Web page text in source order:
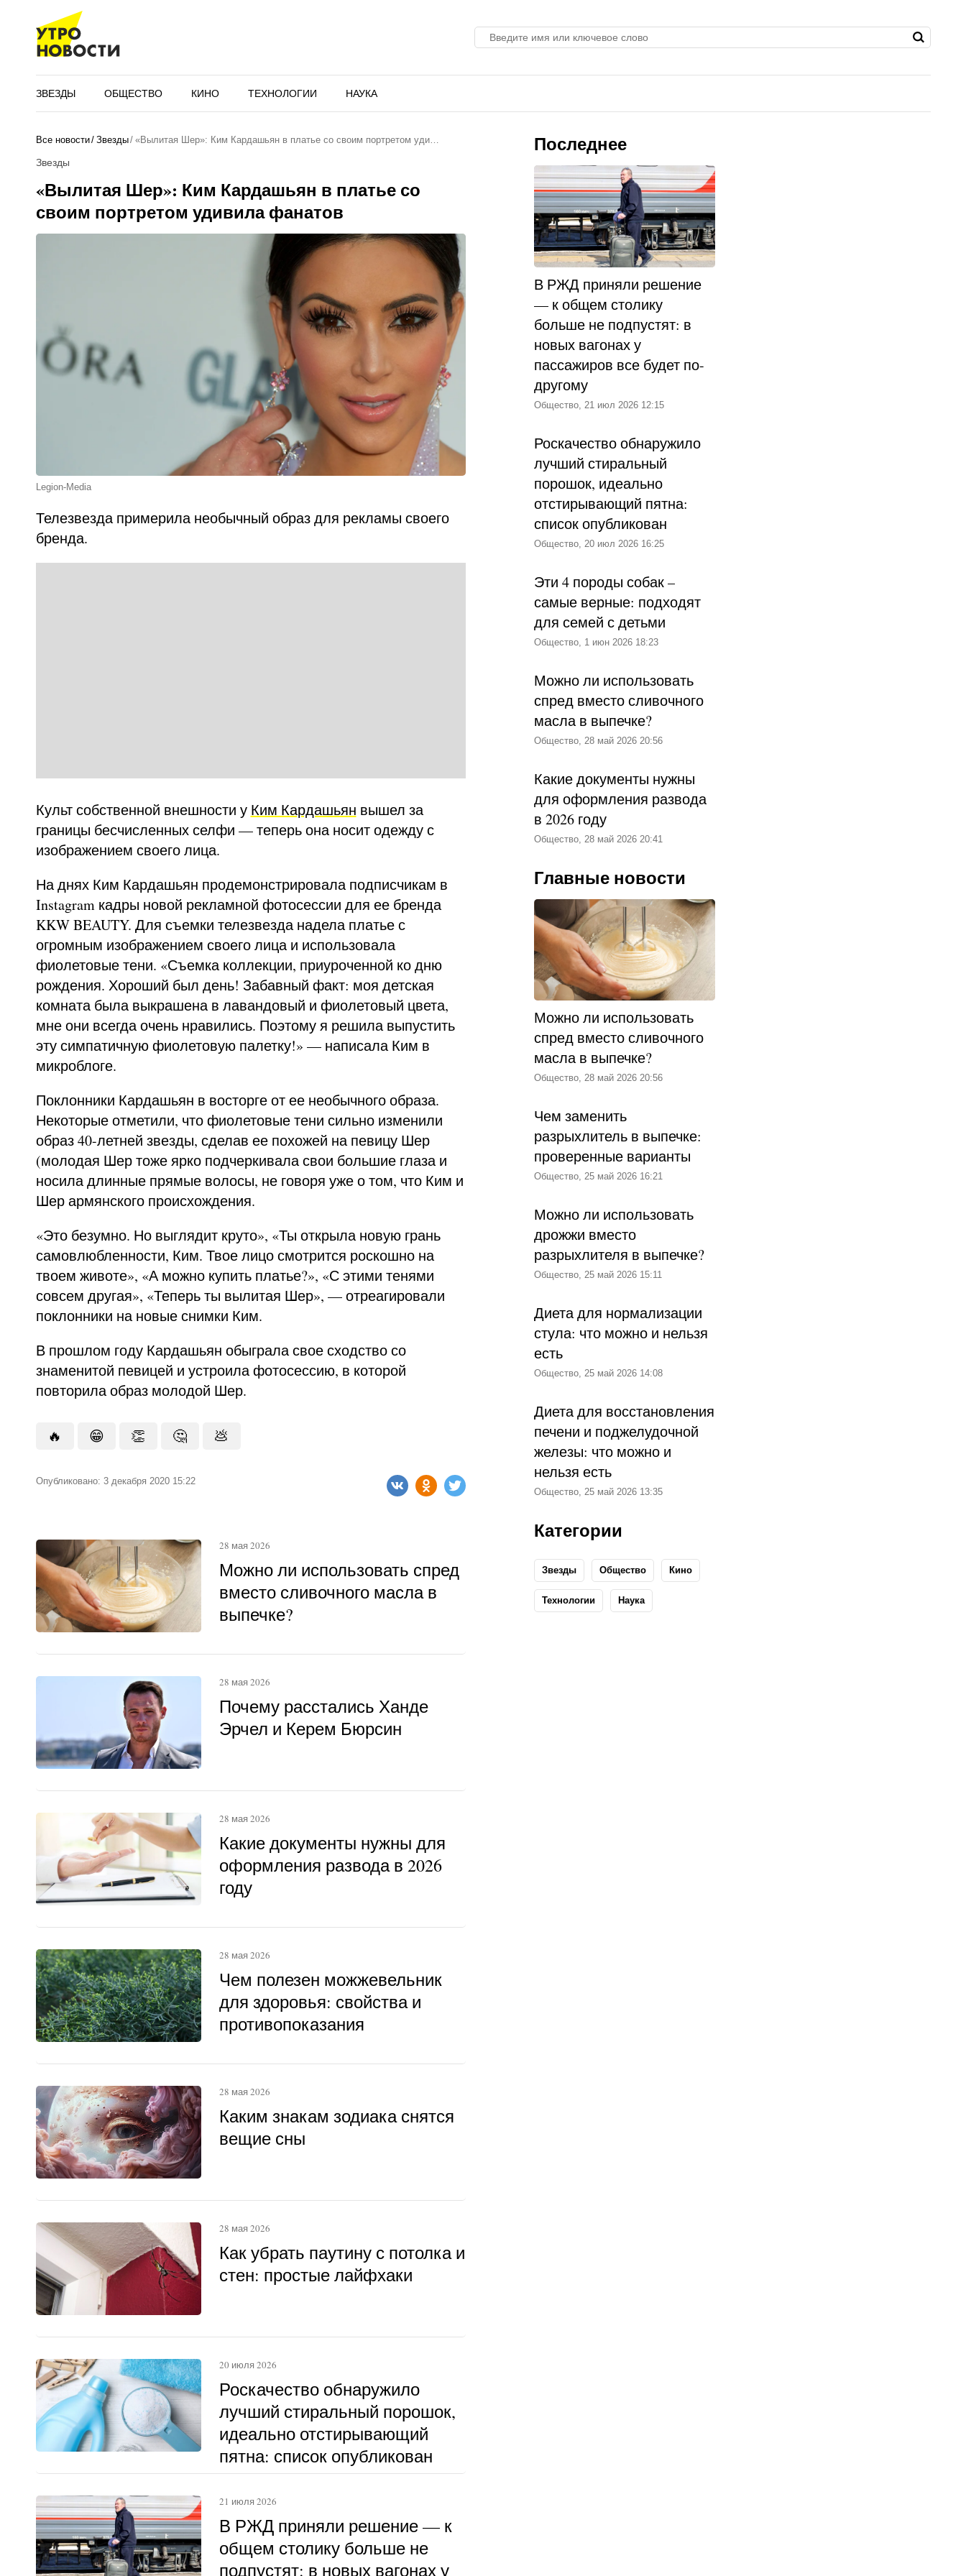
ЗВЕЗДЫ ОБЩЕСТВО КИНО ТЕХНОЛОГИИ НАУКА
Все новости Звезды «Вылитая Шер»: Ким Кардашьян в платье со своим портретом уди…
Звезды
«Вылитая Шер»: Ким Кардашьян в платье со
своим портретом удивила фанатов
Legion-Media
Телезвезда примерила необычный образ для рекламы своего
бренда.
Культ собственной внешности у Ким Кардашьян вышел за
границы бесчисленных селфи — теперь она носит одежду с
изображением своего лица.
На днях Ким Кардашьян продемонстрировала подписчикам в
Instagram кадры новой рекламной фотосессии для ее бренда
KKW BEAUTY. Для съемки телезвезда надела платье с
огромным изображением своего лица и использовала
фиолетовые тени. «Съемка коллекции, приуроченной ко дню
рождения. Хороший был день! Забавный факт: моя детская
комната была выкрашена в лавандовый и фиолетовый цвета,
мне они всегда очень нравились. Поэтому я решила выпустить
эту симпатичную фиолетовую палетку!» — написала Ким в
микроблоге.
Поклонники Кардашьян в восторге от ее необычного образа.
Некоторые отметили, что фиолетовые тени сильно изменили
образ 40-летней звезды, сделав ее похожей на певицу Шер
(молодая Шер тоже ярко подчеркивала свои большие глаза и
носила длинные прямые волосы, не говоря уже о том, что Ким и
Шер армянского происхождения.
«Это безумно. Но выглядит круто», «Ты открыла новую грань
самовлюбленности, Ким. Твое лицо смотрится роскошно на
твоем животе», «А можно купить платье?», «С этими тенями
совсем другая», «Теперь ты вылитая Шер», — отреагировали
поклонники на новые снимки Ким.
В прошлом году Кардашьян обыграла свое сходство со
знаменитой певицей и устроила фотосессию, в которой
повторила образ молодой Шер.
🔥 😁 👏 🤔 💩
Опубликовано: 3 декабря 2020 15:22
Можно ли использовать спред
вместо сливочного масла в
выпечке?
28 мая 2026
Почему расстались Ханде
Эрчел и Керем Бюрсин
28 мая 2026
Какие документы нужны для
оформления развода в 2026
году
28 мая 2026
Чем полезен можжевельник
для здоровья: свойства и
противопоказания
28 мая 2026
Каким знакам зодиака снятся
вещие сны
28 мая 2026
Как убрать паутину с потолка и
стен: простые лайфхаки
28 мая 2026
Роскачество обнаружило
лучший стиральный порошок,
идеально отстирывающий
пятна: список опубликован
20 июля 2026
В РЖД приняли решение — к
общем столику больше не
подпустят: в новых вагонах у
21 июля 2026
Последнее
В РЖД приняли решение
— к общем столику
больше не подпустят: в
новых вагонах у
пассажиров все будет по-
другому
Общество, 21 июл 2026 12:15
Роскачество обнаружило
лучший стиральный
порошок, идеально
отстирывающий пятна:
список опубликован
Общество, 20 июл 2026 16:25
Эти 4 породы собак –
самые верные: подходят
для семей с детьми
Общество, 1 июн 2026 18:23
Можно ли использовать
спред вместо сливочного
масла в выпечке?
Общество, 28 май 2026 20:56
Какие документы нужны
для оформления развода
в 2026 году
Общество, 28 май 2026 20:41
Главные новости
Можно ли использовать
спред вместо сливочного
масла в выпечке?
Общество, 28 май 2026 20:56
Чем заменить
разрыхлитель в выпечке:
проверенные варианты
Общество, 25 май 2026 16:21
Можно ли использовать
дрожжи вместо
разрыхлителя в выпечке?
Общество, 25 май 2026 15:11
Диета для нормализации
стула: что можно и нельзя
есть
Общество, 25 май 2026 14:08
Диета для восстановления
печени и поджелудочной
железы: что можно и
нельзя есть
Общество, 25 май 2026 13:35
Категории
Звезды Общество Кино
Технологии Наука